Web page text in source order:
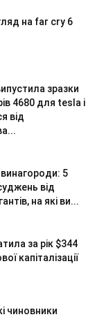
на far cry 6
зразки
4680 для tesla і
від
5
від
на які ви...
за рік $344
капіталізації
чиновники